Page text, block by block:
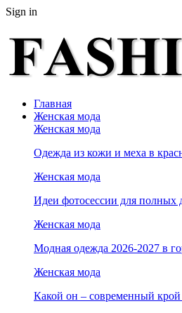
Sign in
Главная
Женская мода
Женская мода
Одежда из кожи и меха в
Женская мода
Идеи фотосессии для полных
Женская мода
Модная одежда 2026-2027 в
Женская мода
Какой он – современный крой